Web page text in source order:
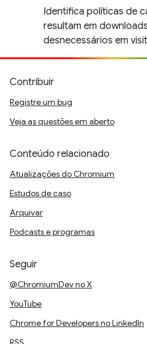
Identifica políticas de
resultam em
desnecessários em
Contribuir
Registre um bug
Veja as questões em aberto
Conteúdo relacionado
Atualizações do Chromium
Estudos de caso
Arquivar
Podcasts e programas
Seguir
@ChromiumDev no X
YouTube
Chrome for Developers no LinkedIn